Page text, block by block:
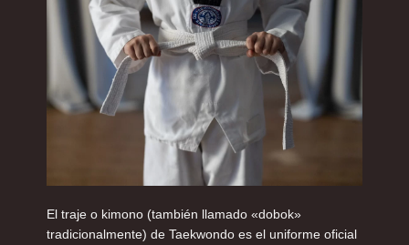
El traje o kimono (también llamado «dobok»
tradicionalmente) de Taekwondo es el uniforme oficial